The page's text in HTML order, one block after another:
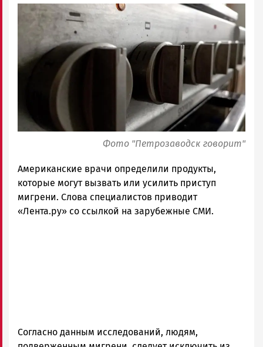
Петрозаводска
Петрозаводск
ГОВОРИТ
Image
Фото "Петрозаводск говорит"
Американские врачи определили продукты,
которые могут вызвать или усилить приступ
мигрени. Слова специалистов приводит
«Лента.ру» со ссылкой на зарубежные СМИ.
Согласно данным исследований, людям,